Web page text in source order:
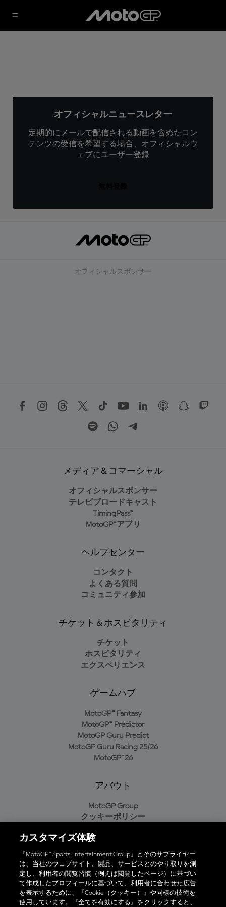
オフィシャルニュースレター
定期的にメールで配信される動画を含めたコン
テンツの受信を希望する場合、オフィシャルウ
ェブにユーザー登録
オフィシャルスポンサー
メディア＆コマーシャル
オフィシャルスポンサー
テレビブロードキャスト
TimingPass™
MotoGP™アプリ
ヘルプセンター
コンタクト
よくある質問
コミュニティ参加
チケット＆ホスピタリティ
チケット
ホスピタリティ
エクスペリエンス
ゲームハブ
MotoGP™ Fantasy
MotoGP™ Predictor
MotoGP Guru Predict
MotoGP Guru Racing 25/26
MotoGP™26
アバウト
MotoGP Group
クッキーポリシー
プライバシーポリシー
購入ポリシー
オフィシャルアプリ
カスタマイズ体験
『MotoGP™ Sports Entertainment Group』とそのサプライヤー
は、当社のウェブサイト、製品、サービスとのやり取りを測
定し、利用者の閲覧習慣（例えば閲覧したページ）に基づい
て作成したプロフィールに基づいて、利用者に合わせた広告
を表示するために、『Cookie（クッキー）』や同様の技術を
使用しています。『全てを有効にする』をクリックすると、